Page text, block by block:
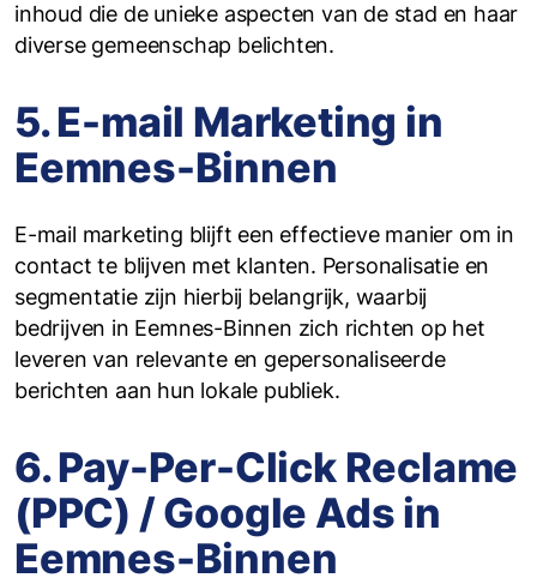
inhoud die de unieke aspecten van de stad en haar
diverse gemeenschap belichten.
5. E-mail Marketing in
Eemnes-Binnen
E-mail marketing blijft een effectieve manier om in
contact te blijven met klanten. Personalisatie en
segmentatie zijn hierbij belangrijk, waarbij
bedrijven in Eemnes-Binnen zich richten op het
leveren van relevante en gepersonaliseerde
berichten aan hun lokale publiek.
6. Pay-Per-Click Reclame
(PPC) / Google Ads in
Eemnes-Binnen